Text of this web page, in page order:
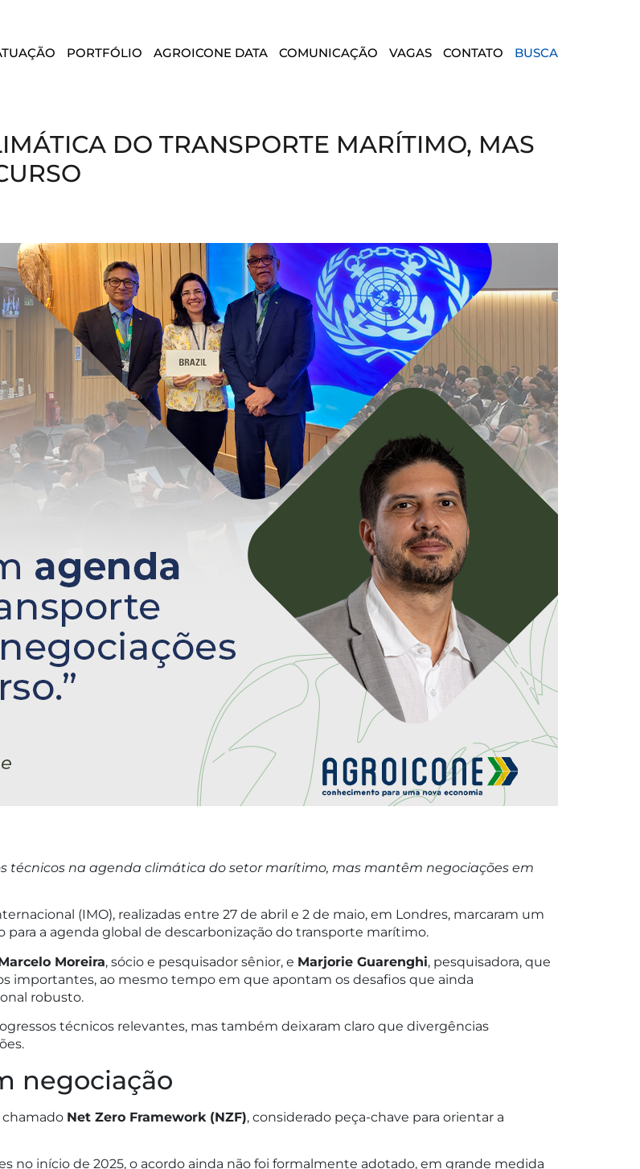
PORTFÓLIO AGROICONE DATA COMUNICAÇÃO VAGAS CONTATO BUSCA
DO TRANSPORTE MARÍTIMO, MAS
técnicos na agenda climática do setor marítimo, mas mantêm negociações em
(IMO), realizadas entre 27 de abril e 2 de maio, em Londres, marcaram um
a agenda global de descarbonização do transporte marítimo.
Moreira, sócio e pesquisador sênior, e Marjorie Guarenghi, pesquisadora, que
importantes, ao mesmo tempo em que apontam os desafios que ainda
robusto.
técnicos relevantes, mas também deixaram claro que divergências
negociação
chamado Net Zero Framework (NZF), considerado peça-chave para orientar a
no início de 2025, o acordo ainda não foi formalmente adotado, em grande medida